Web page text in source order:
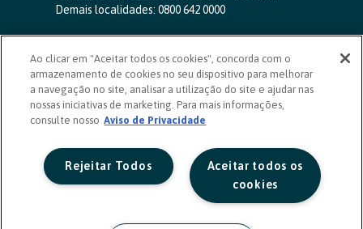
Demais localidades: 0800 642 0000
SAC 24 horas-0800 724 4420
Ouvidoria
0800 725 0996
(de segunda a sexta, das 8h às 20h)
ouvidoriasicoob.com.br
Deficientes auditivos ou de fala
Ao clicar em "Aceitar todos os cookies", concorda com o
armazenamento de cookies no seu dispositivo para melhorar
a navegação no site, analisar a utilização do site e ajudar nas
nossas iniciativas de marketing. Para mais informações,
consulte nosso Aviso de Privacidade
Aceitar todos os
cookies
Rejeitar Todos